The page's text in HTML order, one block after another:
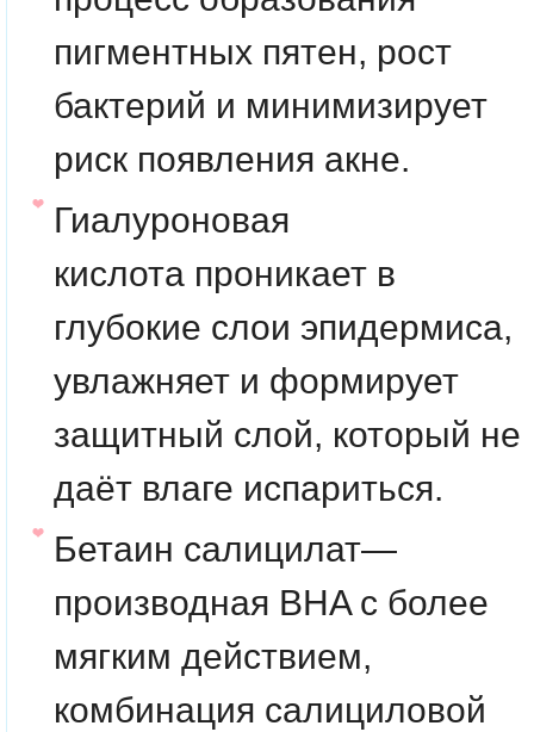
пигментных пятен, рост
бактерий и минимизирует
риск появления акне.
Гиалуроновая
кислота проникает в
глубокие слои эпидермиса,
увлажняет и формирует
защитный слой, который не
даёт влаге испариться.
Бетаин салицилат—
производная BHA с более
мягким действием,
комбинация салициловой